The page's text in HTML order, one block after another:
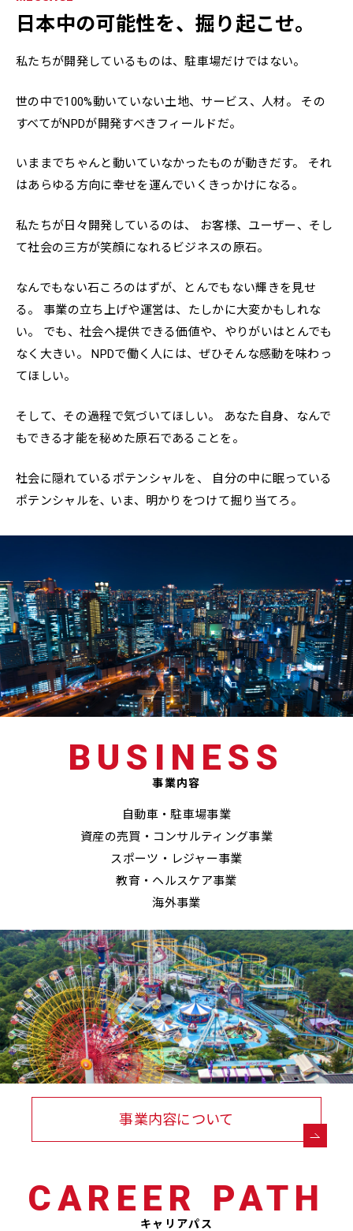
日本中の可能性を、掘り起こせ。
私たちが開発しているものは、駐車場だけではない。
世の中で100%動いていない土地、サービス、人材。
その
すべてがNPDが開発すべきフィールドだ。
いままでちゃんと動いていなかったものが動きだす。
それ
はあらゆる方向に幸せを運んでいくきっかけになる。
私たちが日々開発しているのは、
お客様、ユーザー、そし
て社会の三方が笑顔になれるビジネスの原石。
なんでもない石ころのはずが、とんでもない輝きを見せ
る。
事業の立ち上げや運営は、たしかに大変かもしれな
い。
でも、社会へ提供できる価値や、やりがいはとんでも
なく大きい。
NPDで働く人には、ぜひそんな感動を味わっ
てほしい。
そして、その過程で気づいてほしい。
あなた自身、なんで
もできる才能を秘めた原石であることを。
社会に隠れているポテンシャルを、
自分の中に眠っている
ポテンシャルを､ いま、明かりをつけて掘り当てろ。
BUSINESS
事業内容
自動車・駐車場事業
資産の売買・コンサルティング事業
スポーツ・レジャー事業
教育・ヘルスケア事業
海外事業
事業内容について
CAREER PATH
キャリアパス